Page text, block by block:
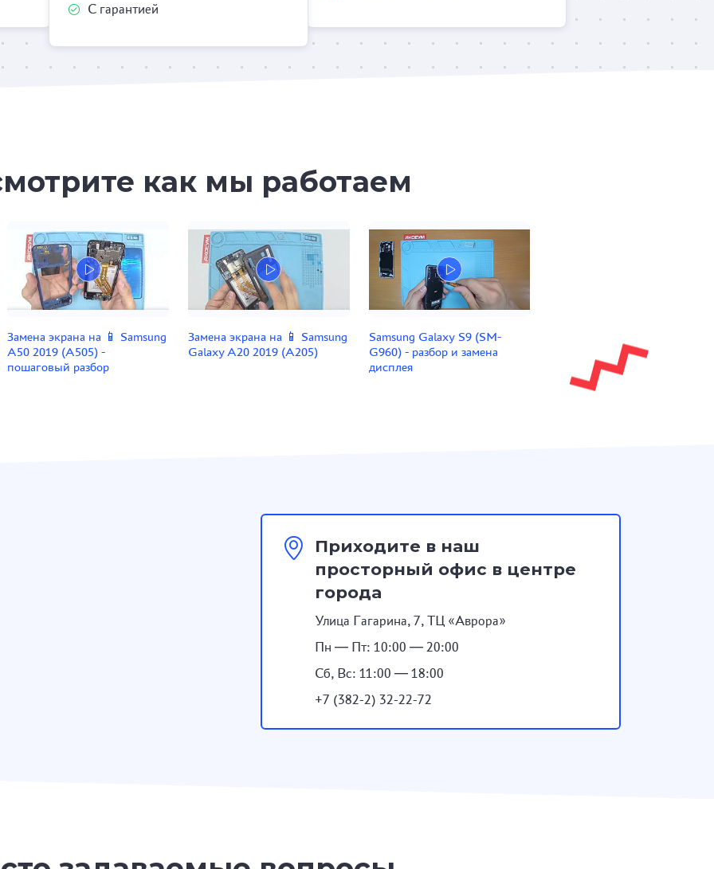
С гарантией
как мы работаем
Замена экрана на 📱 Samsung
A50 2019 (A505) -
пошаговый разбор
Замена экрана на 📱 Samsung
Galaxy A20 2019 (A205)
Samsung Galaxy S9 (SM-
G960) - разбор и замена
дисплея
Приходите в наш
просторный офис в центре
города
Улица Гагарина, 7, ТЦ «Аврора»
Пн — Пт: 10:00 — 20:00
Сб, Вс: 11:00 — 18:00
+7 (382-2) 32-22-72